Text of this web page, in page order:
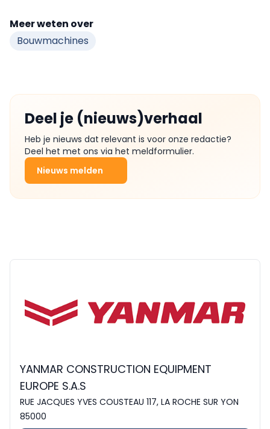
Meer weten over
Bouwmachines
Deel je (nieuws)verhaal
Heb je nieuws dat relevant is voor onze redactie?
Deel het met ons via het meldformulier.
Nieuws melden
YANMAR CONSTRUCTION EQUIPMENT
EUROPE S.A.S
RUE JACQUES YVES COUSTEAU 117, LA ROCHE SUR YON
85000